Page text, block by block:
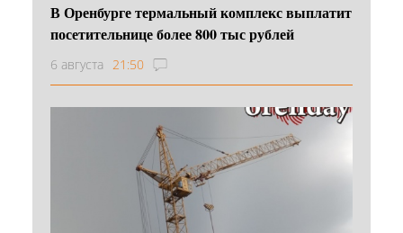
В Оренбурге термальный комплекс выплатит
посетительнице более 800 тыс рублей
6 августа 21:50